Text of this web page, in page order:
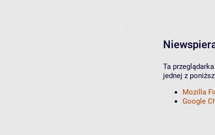
Ta
jednej z
Mozilla
Google